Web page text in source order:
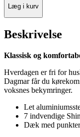
Læg i kurv
Beskrivelse
Klassisk og
Hverdagen er fri for
Dagmar får du
voksnes bekymringer.
Let
7 indvendige
Dæk med